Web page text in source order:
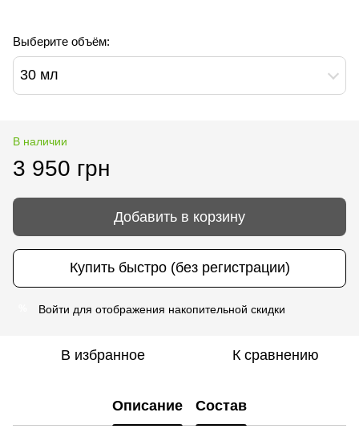
Выберите объём:
30 мл
В наличии
3 950 грн
Добавить в корзину
Купить быстро (без регистрации)
Войти для отображения накопительной скидки
В избранное К сравнению
Описание Состав